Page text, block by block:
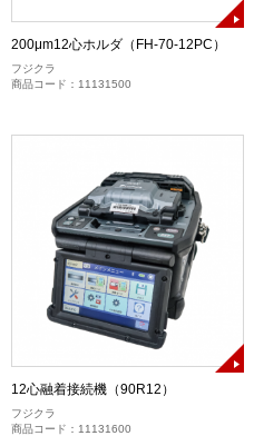
200μm12心ホルダ（FH-70-12PC）
フジクラ
商品コード：11131500
12心融着接続機（90R12）
フジクラ
商品コード：11131600